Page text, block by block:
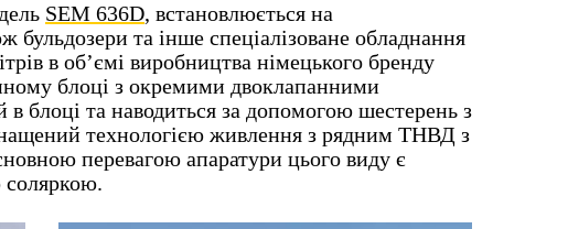
SEM 636D, встановлюється на
бульдозери та інше спеціалізоване обладнання
в об’ємі виробництва німецького бренду
блоці з окремими двоклапанними
блоці та наводиться за допомогою шестерень з
технологією живлення з рядним ТНВД з
перевагою апаратури цього виду є
соляркою.